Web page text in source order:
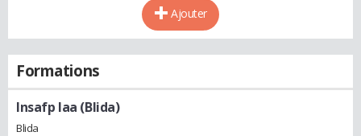
Ajouter
Formations
Insafp Iaa (Blida)
Blida